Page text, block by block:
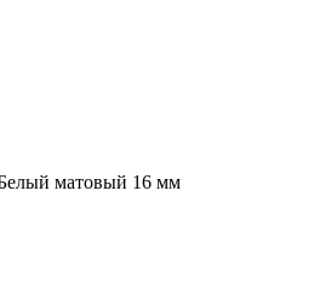
матовый 16 мм